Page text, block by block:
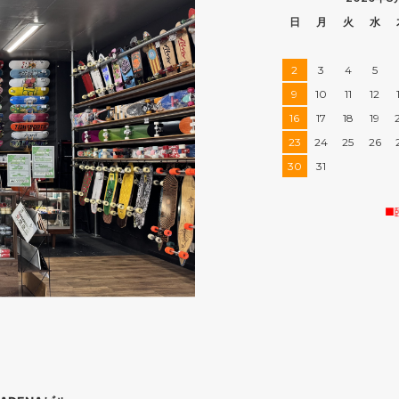
日
月 火 水
2 3 4 5
9
10 11 12
16
17 18 19
23
24 25 26
30
31
■